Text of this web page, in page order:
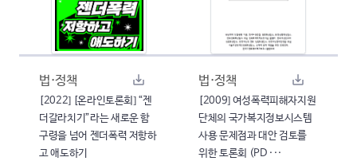
법·정책
[2022] [온라인토론회] “젠
더갈라치기”라는 새로운 함
구령을 넘어 젠더폭력 저항하
고 애도하기
법·정책
[2009] 여성폭력피해자지원
단체의 국가복지정보시스템
사용 문제점과 대안 검토를
위한 토론회 (PD ···